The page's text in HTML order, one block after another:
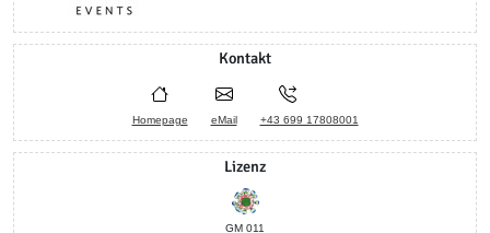
Kontakt
Homepage eMail +43 699 17808001
Lizenz
GM 011